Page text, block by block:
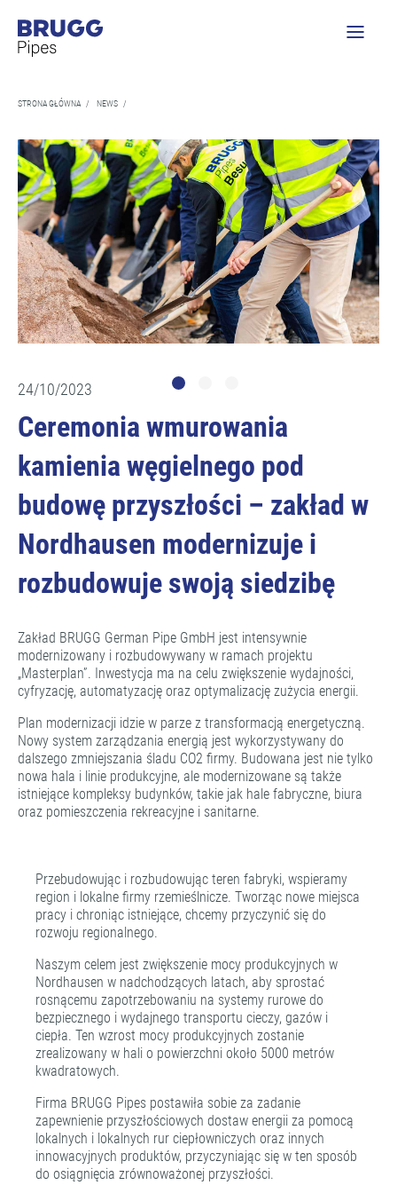
STRONA GŁÓWNA / NEWS /
24/10/2023
Ceremonia wmurowania
kamienia węgielnego pod
budowę przyszłości – zakład w
Nordhausen modernizuje i
rozbudowuje swoją siedzibę
Zakład BRUGG German Pipe GmbH jest intensywnie
modernizowany i rozbudowywany w ramach projektu
„Masterplan”. Inwestycja ma na celu zwiększenie wydajności,
cyfryzację, automatyzację oraz optymalizację zużycia energii.
Plan modernizacji idzie w parze z transformacją energetyczną.
Nowy system zarządzania energią jest wykorzystywany do
dalszego zmniejszania śladu CO2 firmy. Budowana jest nie tylko
nowa hala i linie produkcyjne, ale modernizowane są także
istniejące kompleksy budynków, takie jak hale fabryczne, biura
oraz pomieszczenia rekreacyjne i sanitarne.
Przebudowując i rozbudowując teren fabryki, wspieramy
region i lokalne firmy rzemieślnicze. Tworząc nowe miejsca
pracy i chroniąc istniejące, chcemy przyczynić się do
rozwoju regionalnego.
Naszym celem jest zwiększenie mocy produkcyjnych w
Nordhausen w nadchodzących latach, aby sprostać
rosnącemu zapotrzebowaniu na systemy rurowe do
bezpiecznego i wydajnego transportu cieczy, gazów i
ciepła. Ten wzrost mocy produkcyjnych zostanie
zrealizowany w hali o powierzchni około 5000 metrów
kwadratowych.
Firma BRUGG Pipes postawiła sobie za zadanie
zapewnienie przyszłościowych dostaw energii za pomocą
lokalnych i lokalnych rur ciepłowniczych oraz innych
innowacyjnych produktów, przyczyniając się w ten sposób
do osiągnięcia zrównoważonej przyszłości.